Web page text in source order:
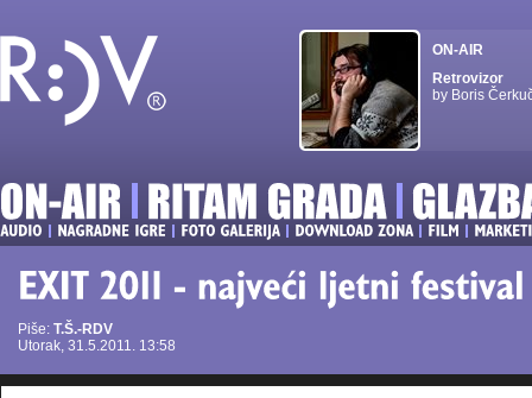
ON-AIR
Retrovizor
by Boris
Piše: T.Š.-RDV
Utorak, 31.5.2011. 13:58